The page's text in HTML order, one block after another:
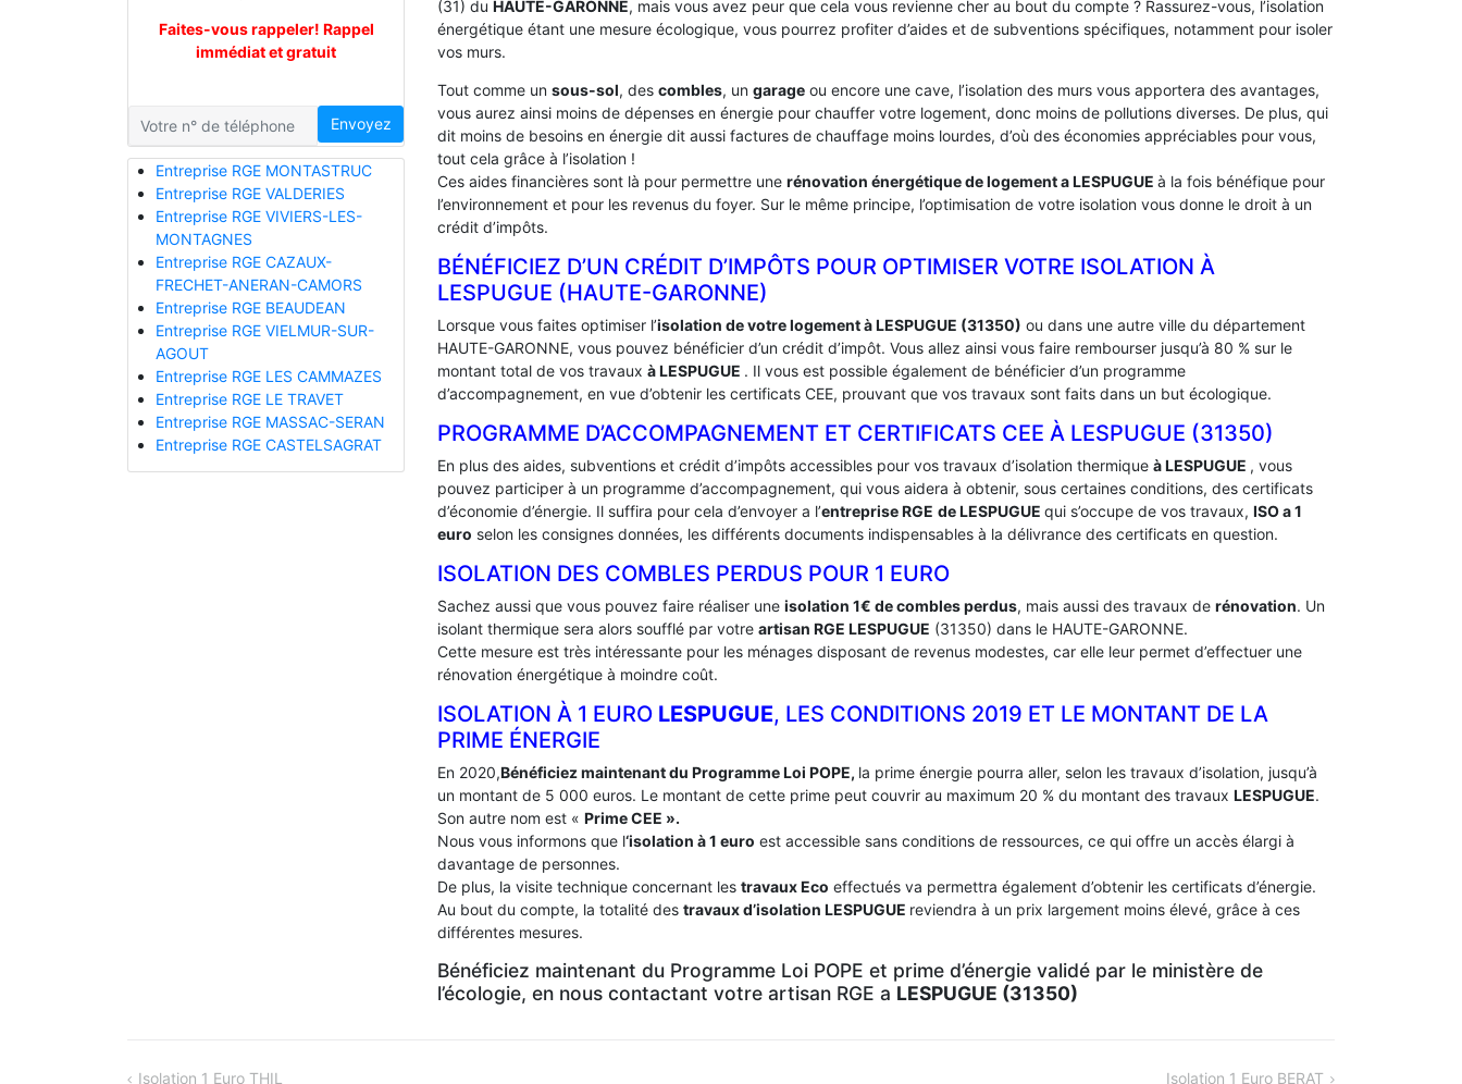
Faites-vous rappeler! Rappel
immédiat et gratuit
Envoyez
Entreprise RGE MONTASTRUC
Entreprise RGE VALDERIES
Entreprise RGE VIVIERS-LES-
MONTAGNES
Entreprise RGE CAZAUX-
FRECHET-ANERAN-CAMORS
Entreprise RGE BEAUDEAN
Entreprise RGE VIELMUR-SUR-
AGOUT
Entreprise RGE LES CAMMAZES
Entreprise RGE LE TRAVET
Entreprise RGE MASSAC-SERAN
Entreprise RGE CASTELSAGRAT
(31) du HAUTE-GARONNE, mais vous avez peur que cela vous revienne cher au bout du compte ? Rassurez-vous, l’isolation
énergétique étant une mesure écologique, vous pourrez profiter d’aides et de subventions spécifiques, notamment pour isoler
vos murs.
Tout comme un sous-sol, des combles, un garage ou encore une cave, l’isolation des murs vous apportera des avantages,
vous aurez ainsi moins de dépenses en énergie pour chauffer votre logement, donc moins de pollutions diverses. De plus, qui
dit moins de besoins en énergie dit aussi factures de chauffage moins lourdes, d’où des économies appréciables pour vous,
tout cela grâce à l’isolation !
Ces aides financières sont là pour permettre une rénovation énergétique de logement aLESPUGUE à la fois bénéfique pour
l’environnement et pour les revenus du foyer. Sur le même principe, l’optimisation de votre isolation vous donne le droit à un
crédit d’impôts.
BÉNÉFICIEZ D’UN CRÉDIT D’IMPÔTS POUR OPTIMISER VOTRE ISOLATION À
‎LESPUGUE (HAUTE-GARONNE)
Lorsque vous faites optimiser l’isolation de votre logement à LESPUGUE (31350) ou dans une autre ville du département
HAUTE-GARONNE, vous pouvez bénéficier d’un crédit d’impôt. Vous allez ainsi vous faire rembourser jusqu’à 80 % sur le
montant total de vos travaux à LESPUGUE . Il vous est possible également de bénéficier d’un programme
d’accompagnement, en vue d’obtenir les certificats CEE, prouvant que vos travaux sont faits dans un but écologique.
PROGRAMME D’ACCOMPAGNEMENT ET CERTIFICATS CEE À ‎LESPUGUE (31350)
En plus des aides, subventions et crédit d’impôts accessibles pour vos travaux d’isolation thermique à LESPUGUE , vous
pouvez participer à un programme d’accompagnement, qui vous aidera à obtenir, sous certaines conditions, des certificats
d’économie d’énergie. Il suffira pour cela d’envoyer a l’entreprise RGE de LESPUGUE qui s’occupe de vos travaux, ISO a 1
euro selon les consignes données, les différents documents indispensables à la délivrance des certificats en question.
ISOLATION DES COMBLES PERDUS POUR 1 EURO
Sachez aussi que vous pouvez faire réaliser une isolation 1€ de combles perdus, mais aussi des travaux de rénovation. Un
isolant thermique sera alors soufflé par votre artisan RGE LESPUGUE (31350) dans le HAUTE-GARONNE.
Cette mesure est très intéressante pour les ménages disposant de revenus modestes, car elle leur permet d’effectuer une
rénovation énergétique à moindre coût.
ISOLATION À 1 EURO LESPUGUE, LES CONDITIONS 2019 ET LE MONTANT DE LA
PRIME ÉNERGIE
En 2020,Bénéficiez maintenant du Programme Loi POPE, la prime énergie pourra aller, selon les travaux d’isolation, jusqu’à
un montant de 5 000 euros. Le montant de cette prime peut couvrir au maximum 20 % du montant des travaux LESPUGUE.
Son autre nom est « Prime CEE ».
Nous vous informons que l‘isolation à 1 euro est accessible sans conditions de ressources, ce qui offre un accès élargi à
davantage de personnes.
De plus, la visite technique concernant les travaux Eco effectués va permettra également d’obtenir les certificats d’énergie.
Au bout du compte, la totalité des travaux d’isolation LESPUGUE reviendra à un prix largement moins élevé, grâce à ces
différentes mesures.
Bénéficiez maintenant du Programme Loi POPE et prime d’énergie validé par le ministère de
l’écologie, en nous contactant votre artisan RGE a LESPUGUE (31350)
Isolation 1 Euro THIL Isolation 1 Euro BERAT